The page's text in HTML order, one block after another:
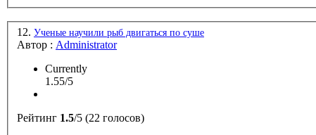
12. Ученые научили рыб двигаться по суше
Автор : Administrator
Currently
1.55/5
Рейтинг 1.5/5 (22 голосов)